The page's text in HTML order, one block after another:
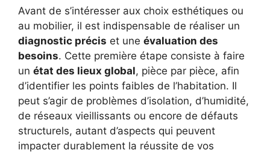
Avant de s’intéresser aux choix esthétiques ou
au mobilier, il est indispensable de réaliser un
diagnostic précis et une évaluation des
besoins. Cette première étape consiste à faire
un état des lieux global, pièce par pièce, afin
d’identifier les points faibles de l’habitation. Il
peut s’agir de problèmes d’isolation, d’humidité,
de réseaux vieillissants ou encore de défauts
structurels, autant d’aspects qui peuvent
impacter durablement la réussite de vos